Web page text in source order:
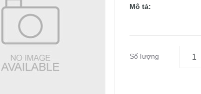
Mô tả:
Số lượng